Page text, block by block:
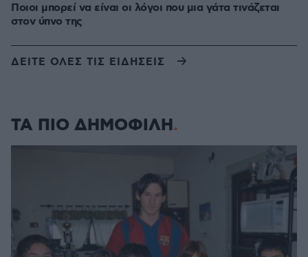
Ποιοι μπορεί να είναι οι λόγοι που μια γάτα τινάζεται
στον ύπνο της
ΔΕΙΤΕ ΟΛΕΣ ΤΙΣ ΕΙΔΗΣΕΙΣ
ΤΑ ΠΙΟ ΔΗΜΟΦΙΛΗ